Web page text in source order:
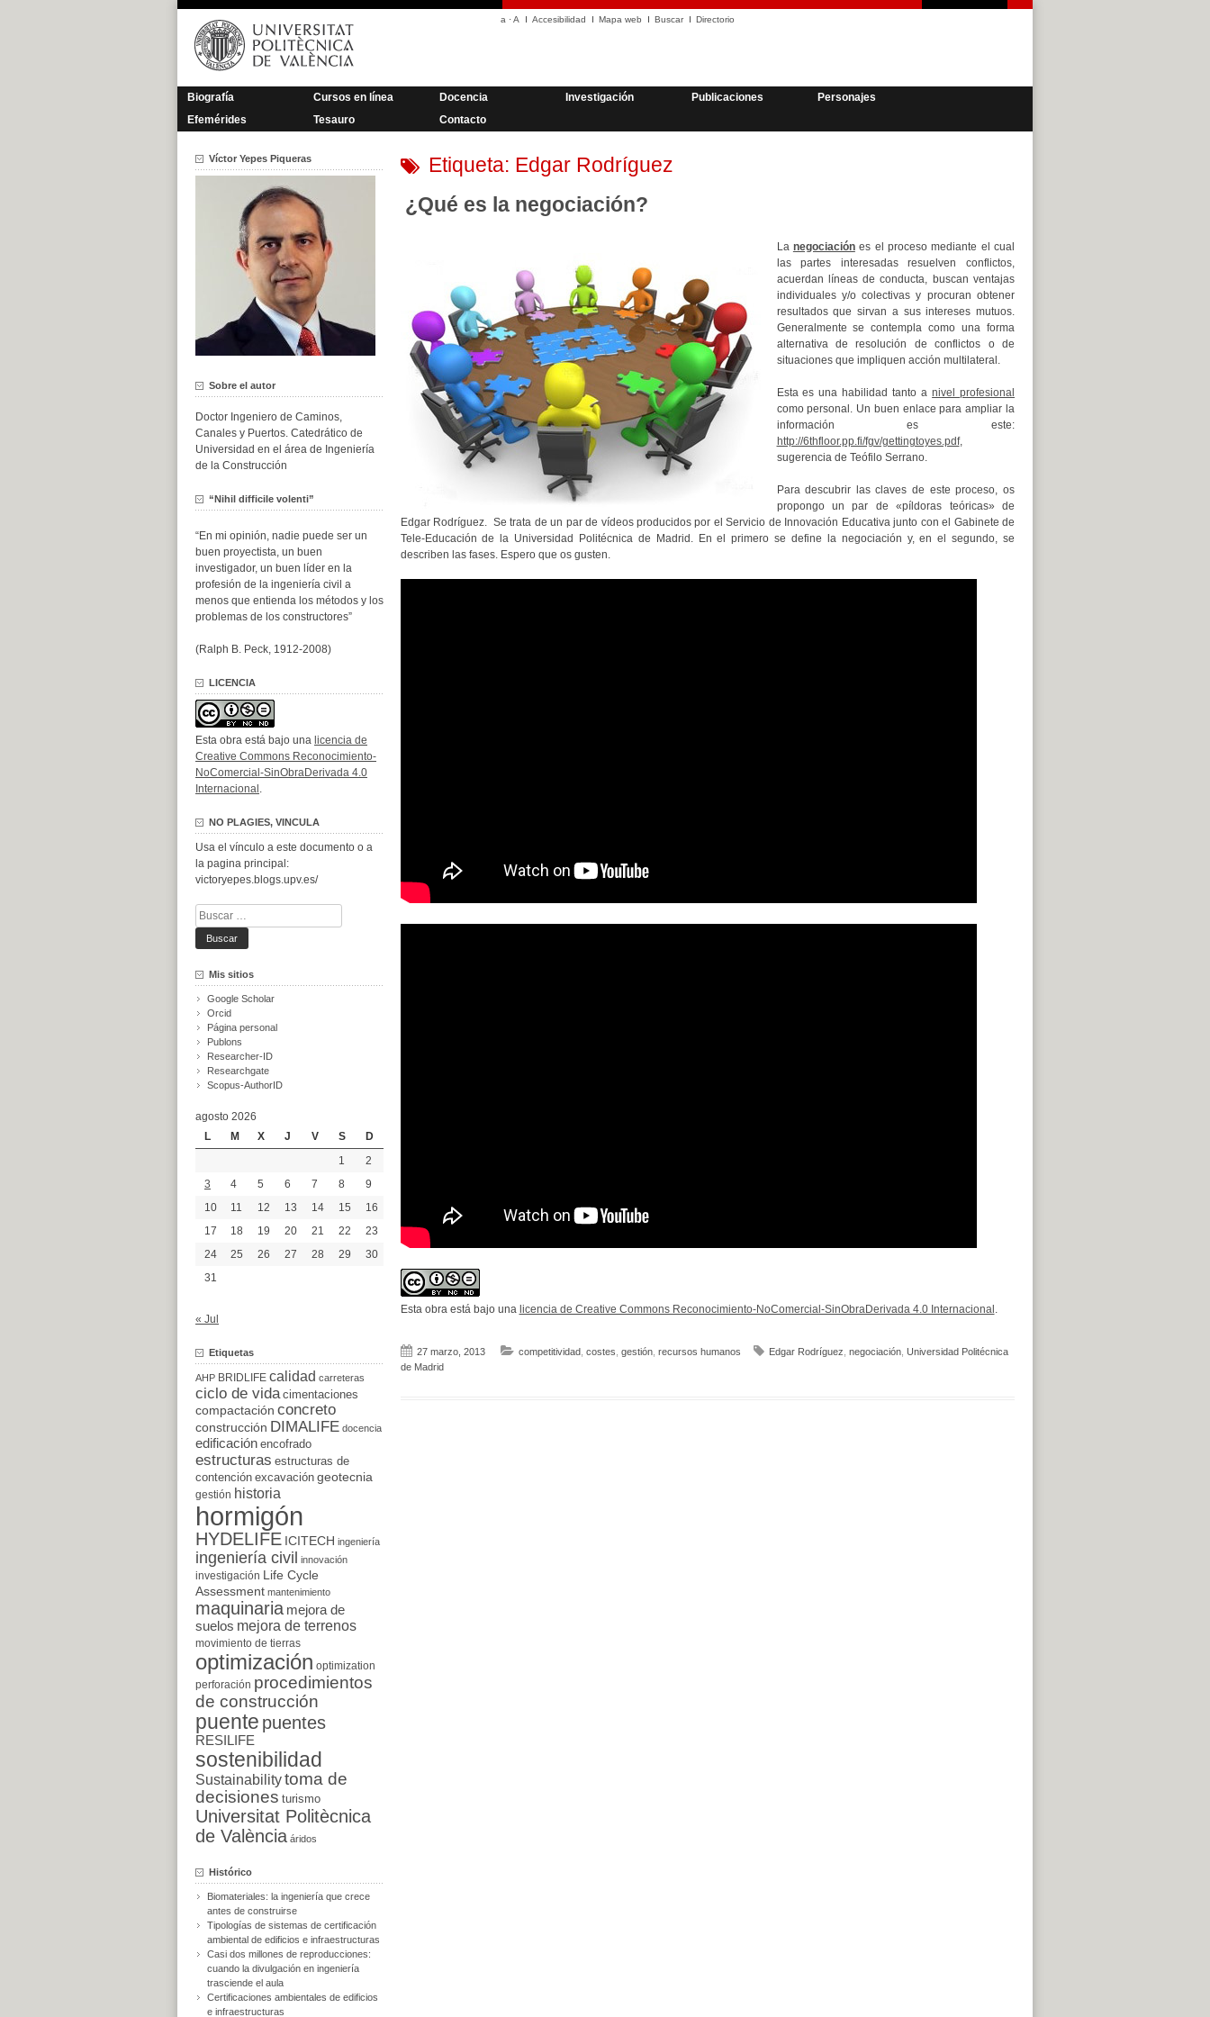
Saltar
contenido
a ·A Accesibilidad Mapa web Buscar Directorio
Biografía Cursos en línea Docencia Investigación Publicaciones
Personajes
Efemérides
Tesauro Contacto
Etiqueta: Edgar Rodríguez
¿Qué es la negociación?
La negociaciónes el proceso mediante el cual
las partes interesadas resuelven conflictos,
acuerdan líneas de conducta, buscan ventajas
individuales y/o colectivas y procuran obtener
resultados que sirvan a sus intereses mutuos.
Generalmente se contempla como una forma
alternativa de resolución de conflictos o de
situaciones que impliquen acción multilateral.
Esta es una habilidad tanto anivel profesional
como personal. Un buen enlace para ampliar la
información es este:
http://6thfloor.pp.fi/fgv/gettingtoyes.pdf,
sugerencia de Teófilo Serrano.
Para descubrir las claves de este proceso, os
propongo un par de «píldoras teóricas» de
Edgar Rodríguez. Se trata de un par de vídeos producidos por el Servicio de Innovación Educativa junto con el Gabinete de
Tele-Educación de la Universidad Politécnica de Madrid. En el primero se define la negociación y, en el segundo, se
describen las fases. Espero que os gusten.
Esta obra está bajo una licencia de Creative Commons Reconocimiento-NoComercial-SinObraDerivada 4.0 Internacional .
27 marzo, 2013 competitividad costes gestión, recursos humanos Edgar Rodríguez negociación, Universidad Politécnica
de Madrid
Víctor Yepes Piqueras
Sobre el autor
Doctor Ingeniero de Caminos,
Canales y Puertos. Catedrático de
Universidad en el área de Ingeniería
de la Construcción
“Nihil difficile volenti”
“En mi opinión, nadie puede ser un
buen proyectista, un buen
investigador, un buen líder en la
profesión de la ingeniería civil a
menos que entienda los métodos y los
problemas de los constructores”
(Ralph B. Peck, 1912-2008)
LICENCIA
Esta obra está bajo una licencia de
Creative Commons Reconocimiento-
NoComercial-SinObraDerivada 4.0
Internacional .
NO PLAGIES, VINCULA
Usa el vínculo a este documento o a
la pagina principal:
victoryepes.blogs.upv.es/
Buscar:
Mis sitios
Google Scholar
Orcid
Página personal
Publons
Researcher-ID
Researchgate
Scopus-AuthorID
agosto 2026
L
M X J V S
D
1
2
3
4 5 6 7 8
9
10
11 12 13 14 15
16
17
18 19 20 21 22
23
24
25 26 27 28 29
30
31
« Jul
Etiquetas
AHP BRIDLIFE calidad carreteras
ciclo de vida cimentaciones
compactación concreto
construcción DIMALIFE docencia
edificación encofrado
estructuras estructuras de
contención excavación geotecnia
gestión historia
hormigón
HYDELIFE ICITECH ingeniería
ingeniería civil innovación
investigación
Life Cycle
Assessment mantenimiento
maquinaria mejora de
suelos mejora de terrenos
movimiento de tierras
optimización optimization
perforación procedimientos
de construcción
puente puentes
RESILIFE
sostenibilidad
Sustainabilitytoma de
decisiones turismo
Universitat Politècnica
de València áridos
Histórico
Biomateriales: la ingeniería que crece
antes de construirse
Tipologías de sistemas de certificación
ambiental de edificios e infraestructuras
Casi dos millones de reproducciones:
cuando la divulgación en ingeniería
trasciende el aula
Certificaciones ambientales de edificios
e infraestructuras